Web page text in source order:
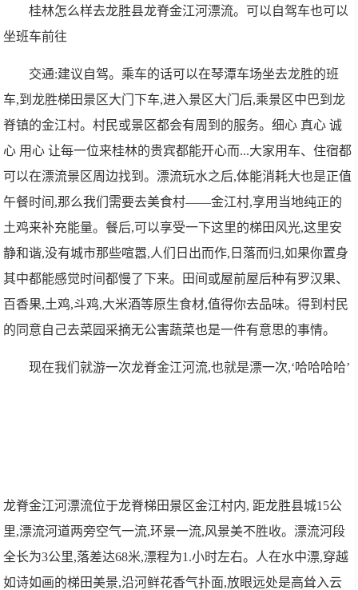
桂林怎么样去龙胜县龙脊金江河漂流。可以自驾车也可以
坐班车前往
交通:建议自驾。乘车的话可以在琴潭车场坐去龙胜的班
车,到龙胜梯田景区大门下车,进入景区大门后,乘景区中巴到龙
脊镇的金江村。村民或景区都会有周到的服务。细心 真心 诚
心 用心 让每一位来桂林的贵宾都能开心而...大家用车、住宿都
可以在漂流景区周边找到。漂流玩水之后,体能消耗大也是正值
午餐时间,那么我们需要去美食村——金江村,享用当地纯正的
土鸡来补充能量。餐后,可以享受一下这里的梯田风光,这里安
静和谐,没有城市那些喧嚣,人们日出而作,日落而归,如果你置身
其中都能感觉时间都慢了下来。田间或屋前屋后种有罗汉果、
百香果,土鸡,斗鸡,大米酒等原生食材,值得你去品味。得到村民
的同意自己去菜园采摘无公害蔬菜也是一件有意思的事情。
现在我们就游一次龙脊金江河流,也就是漂一次,‘哈哈哈哈’
龙脊金江河漂流位于龙脊梯田景区金江村内, 距龙胜县城15公
里,漂流河道两旁空气一流,环景一流,风景美不胜收。漂流河段
全长为3公里,落差达68米,漂程为1.小时左右。人在水中漂,穿越
如诗如画的梯田美景,沿河鲜花香气扑面,放眼远处是高耸入云